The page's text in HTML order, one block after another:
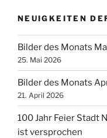
NEUIGKEITEN
Bilder des Monats
25. Mai 2026
Bilder des Monats
21. April 2026
100 Jahr Feier Stadt
ist versprochen